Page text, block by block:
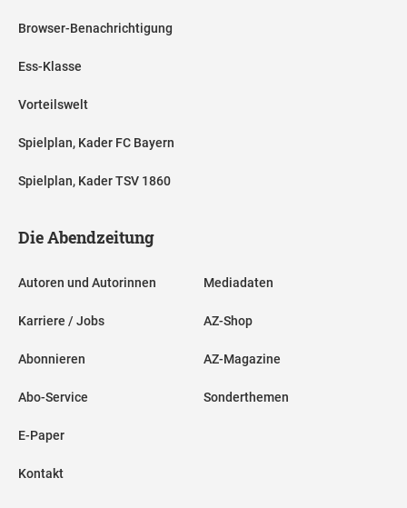
Browser-Benachrichtigung
Ess-Klasse
Vorteilswelt
Spielplan, Kader FC Bayern
Spielplan, Kader TSV 1860
Die Abendzeitung
Autoren und Autorinnen
Karriere / Jobs
Abonnieren
Abo-Service
E-Paper
Kontakt
Mediadaten
AZ-Shop
AZ-Magazine
Sonderthemen